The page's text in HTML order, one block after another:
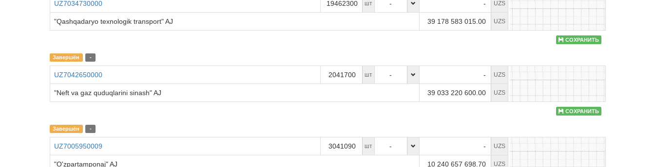
UZ7034730000 19462300 шт - - UZS
"Qashqadaryo texnologik transport" AJ 39 178 583 015.00 UZS
СОХРАНИТЬ
Завершён -
UZ7042650000 2041700 шт - - UZS
"Neft va gaz quduqlarini sinash" AJ 39 033 220 600.00 UZS
СОХРАНИТЬ
Завершён -
UZ7005950009 3041090 шт - - UZS
"O'zpartamponaj" AJ 10 240 657 698.70 UZS